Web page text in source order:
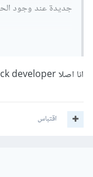
جديدة عند وجود
لا فكرة من تعلم كل
دائماً ركز على
عمل مثل Angular ، أو أي إطار عمل آخر ترغب به.
انا اصلا mern stack developer
اقتباس